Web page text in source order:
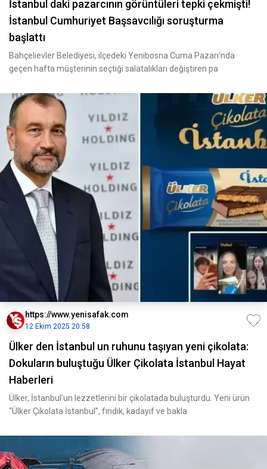
İstanbul daki pazarcının görüntüleri tepki çekmişti!
İstanbul Cumhuriyet Başsavcılığı soruşturma
başlattı
Bahçelievler Belediyesi, ilçedeki Yenibosna Cuma Pazarı'nda
geçen hafta müşterinin seçtiği salatalıkları değiştiren pa
https://www.yenisafak.com
12 Ekim 2025 20:58
Ülker den İstanbul un ruhunu taşıyan yeni çikolata:
Dokuların buluştuğu Ülker Çikolata İstanbul Hayat
Haberleri
Ülker, İstanbul’un lezzetlerini bir çikolatada buluşturdu. Yeni ürün
“Ülker Çikolata İstanbul”, fındık, kadayıf ve bakla